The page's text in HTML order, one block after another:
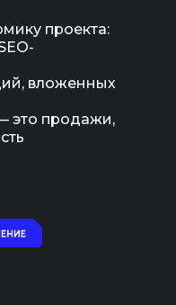
проекта:
вложенных
это продажи,